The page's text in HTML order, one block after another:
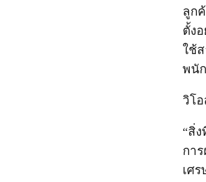
ลูก
ตั้ง
ใช้
พนั
วิโ
“สิ่
กา
เศ